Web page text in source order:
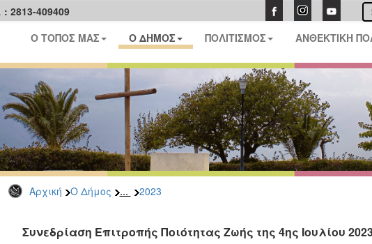
409409
Ο ΤΟΠΟΣ ΜΑΣ Ο ΔΗΜΟΣ ΠΟΛΙΤΙΣΜΟΣ ΑΝΘΕΚΤΙΚΗ
Αρχική Ο Δήμος ... 2023
Συνεδρίαση Επιτροπής Ποιότητας Ζωής της 4ης Ιουλίου